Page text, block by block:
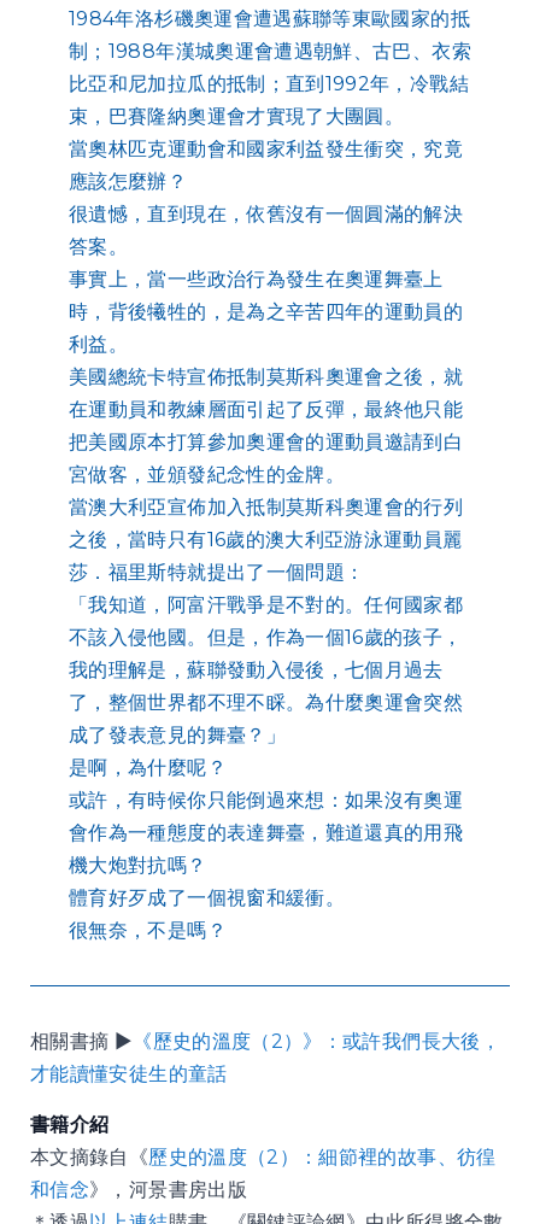
1984年洛杉磯奧運會遭遇蘇聯等東歐國家的抵
制；1988年漢城奧運會遭遇朝鮮、古巴、衣索
比亞和尼加拉瓜的抵制；直到1992年，冷戰結
束，巴賽隆納奧運會才實現了大團圓。
當奧林匹克運動會和國家利益發生衝突，究竟
應該怎麼辦？
很遺憾，直到現在，依舊沒有一個圓滿的解決
答案。
事實上，當一些政治行為發生在奧運舞臺上
時，背後犧牲的，是為之辛苦四年的運動員的
利益。
美國總統卡特宣佈抵制莫斯科奧運會之後，就
在運動員和教練層面引起了反彈，最終他只能
把美國原本打算參加奧運會的運動員邀請到白
宮做客，並頒發紀念性的金牌。
當澳大利亞宣佈加入抵制莫斯科奧運會的行列
之後，當時只有16歲的澳大利亞游泳運動員麗
莎．福里斯特就提出了一個問題：
「我知道，阿富汗戰爭是不對的。任何國家都
不該入侵他國。但是，作為一個16歲的孩子，
我的理解是，蘇聯發動入侵後，七個月過去
了，整個世界都不理不睬。為什麼奧運會突然
成了發表意見的舞臺？」
是啊，為什麼呢？
或許，有時候你只能倒過來想：如果沒有奧運
會作為一種態度的表達舞臺，難道還真的用飛
機大炮對抗嗎？
體育好歹成了一個視窗和緩衝。
很無奈，不是嗎？
相關書摘 ▶ 《歷史的溫度（2）》：或許我們長大後，
才能讀懂安徒生的童話
書籍介紹
本文摘錄自《歷史的溫度（2）：細節裡的故事、彷徨
和信念》，河景書房出版